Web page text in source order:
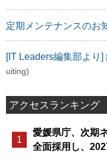
定期メンテナンスのお
[IT Leaders編集部より
uiting)
アクセスランキング
愛媛県庁、次期
全面採用し、